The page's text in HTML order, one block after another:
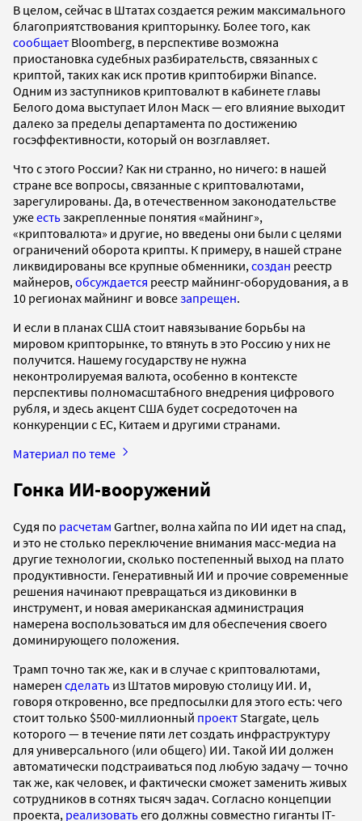
В целом, сейчас в Штатах создается режим максимального
благоприятствования крипторынку. Более того, как
сообщает Bloomberg, в перспективе возможна
приостановка судебных разбирательств, связанных с
криптой, таких как иск против криптобиржи Binance.
Одним из заступников криптовалют в кабинете главы
Белого дома выступает Илон Маск — его влияние выходит
далеко за пределы департамента по достижению
госэффективности, который он возглавляет.
Что с этого России? Как ни странно, но ничего: в нашей
стране все вопросы, связанные с криптовалютами,
зарегулированы. Да, в отечественном законодательстве
ужеестьзакрепленные понятия «майнинг»,
«криптовалюта» и другие, но введены они были с целями
ограничений оборота крипты. К примеру, в нашей стране
ликвидированы все крупные обменники, создан реестр
майнеров, обсуждается реестр майнинг-оборудования, а в
10 регионах майнинг и вовсезапрещен.
И если в планах США стоит навязывание борьбы на
мировом крипторынке, то втянуть в это Россию у них не
получится. Нашему государству не нужна
неконтролируемая валюта, особенно в контексте
перспективы полномасштабного внедрения цифрового
рубля, и здесь акцент США будет сосредоточен на
конкуренции с ЕС, Китаем и другими странами.
Материал по теме
Гонка ИИ-вооружений
Судя по расчетам Gartner, волна хайпа по ИИ идет на спад,
и это не столько переключение внимания масс-медиа на
другие технологии, сколько постепенный выход на плато
продуктивности. Генеративный ИИ и прочие современные
решения начинают превращаться из диковинки в
инструмент, и новая американская администрация
намерена воспользоваться им для обеспечения своего
доминирующего положения.
Трамп точно так же, как и в случае с криптовалютами,
намерен сделать из Штатов мировую столицу ИИ. И,
говоря откровенно, все предпосылки для этого есть: чего
стоит только $500-миллионный проектStargate, цель
которого — в течение пяти лет создать инфраструктуру
для универсального (или общего) ИИ. Такой ИИ должен
автоматически подстраиваться под любую задачу — точно
так же, как человек, и фактически сможет заменить живых
сотрудников в сотнях тысяч задач. Согласно концепции
проекта, реализоватьего должны совместно гиганты IT-